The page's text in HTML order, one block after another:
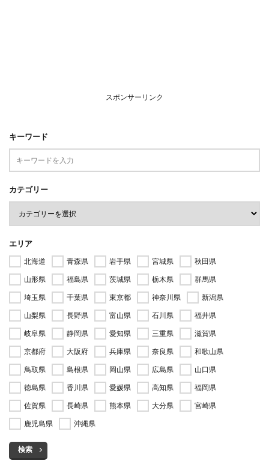
スポンサーリンク
キーワード
カテゴリー
エリア
北海道 青森県 岩手県 宮城県
秋田県
山形県
福島県 茨城県 栃木県
群馬県
埼玉県
千葉県 東京都 神奈川県
新潟県
山梨県
長野県 富山県 石川県
福井県
岐阜県
静岡県 愛知県 三重県
滋賀県
京都府
大阪府 兵庫県 奈良県
和歌山県
鳥取県
島根県 岡山県 広島県
山口県
徳島県
香川県 愛媛県 高知県
福岡県
佐賀県
長崎県 熊本県 大分県
宮崎県
鹿児島県
沖縄県
検索